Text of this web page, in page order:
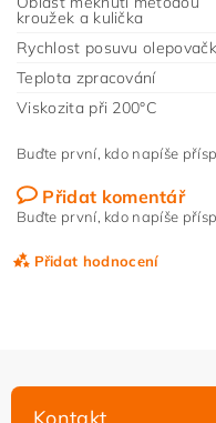
kroužek a kulička
Rychlost posuvu
Teplota zpracování
Viskozita při 200°C
Buďte první, kdo napíše
Přidat komentář
Buďte první, kdo napíše
Přidat hodnocení